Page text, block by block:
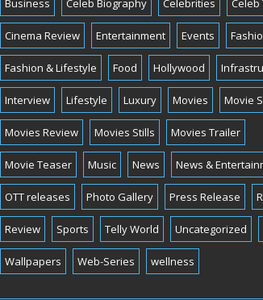
Business Celeb Biography Celebrities Celeb
Cinema Review Entertainment Events
Fashion & Lifestyle Food Hollywood
Interview Lifestyle Luxury Movies Movie
Movies Review Movies Stills Movies Trailer
Movie Teaser Music News News &
OTT releases Photo Gallery Press Release
Review Sports Telly World Uncategorized
Wallpapers Web-Series wellness